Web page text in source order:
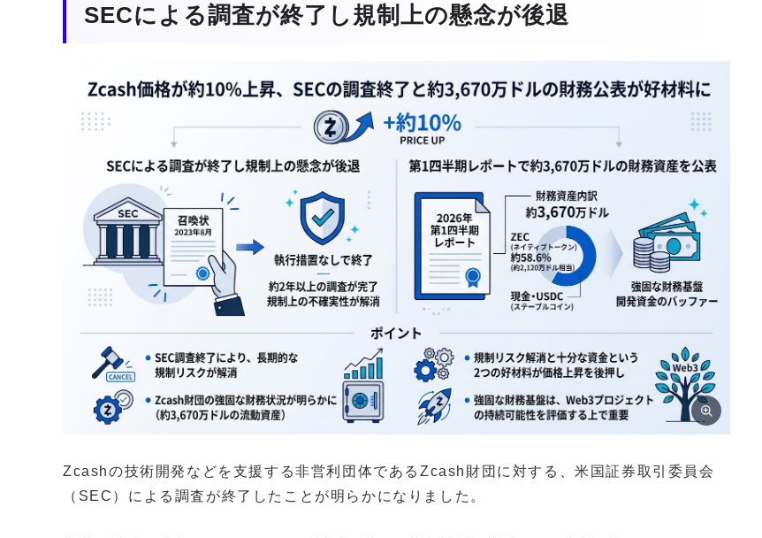
SECによる調査が終了し規制上の懸念が後退
Zcashの技術開発などを支援する非営利団体であるZcash財団に対する、米国証券取引委員会
（SEC）による調査が終了したことが明らかになりました。